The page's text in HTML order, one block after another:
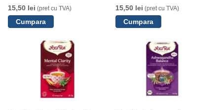
15,50 lei (pret cu TVA)
15,50 lei (pret cu TVA)